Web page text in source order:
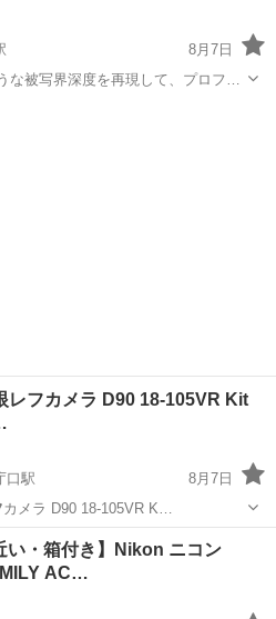
8月7日
な被写界深度を再現して、プロフ…
フカメラ D90 18-105VR Kit
口駅
8月7日
カメラ D90 18-105VR K…
カメラ 一眼レフカメラ
い・箱付き】Nikon ニコン
AC…